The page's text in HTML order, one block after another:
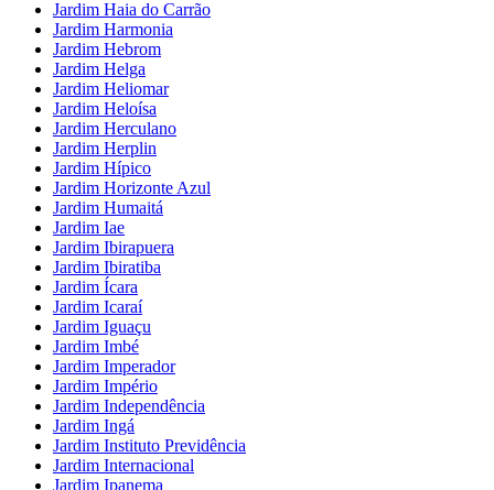
Jardim Haia do Carrão
Jardim Harmonia
Jardim Hebrom
Jardim Helga
Jardim Heliomar
Jardim Heloísa
Jardim Herculano
Jardim Herplin
Jardim Hípico
Jardim Horizonte Azul
Jardim Humaitá
Jardim Iae
Jardim Ibirapuera
Jardim Ibiratiba
Jardim Ícara
Jardim Icaraí
Jardim Iguaçu
Jardim Imbé
Jardim Imperador
Jardim Império
Jardim Independência
Jardim Ingá
Jardim Instituto Previdência
Jardim Internacional
Jardim Ipanema